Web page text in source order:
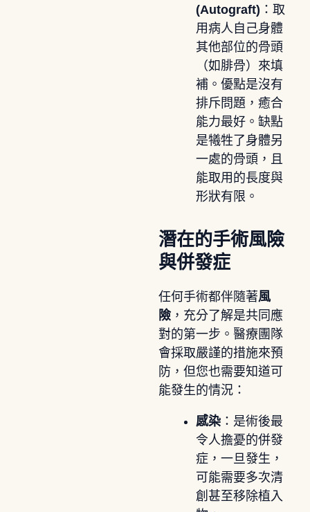
(Autograft) ：取
用病人自己身體
其他部位的骨頭
（如腓骨）來填
補。優點是沒有
排斥問題，癒合
能力最好。缺點
是犧牲了身體另
一處的骨頭，且
能取用的長度與
形狀有限。
潛在的手術風險
與併發症
任何手術都伴隨著風
險，充分了解是共同應
對的第一步。醫療團隊
會採取嚴謹的措施來預
防，但您也需要知道可
能發生的情況：
感染：是術後最
令人擔憂的併發
症，一旦發生，
可能需要多次清
創甚至移除植入